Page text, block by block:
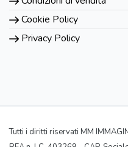
Cookie Policy
Privacy Policy
Tutti i diritti riservati MM